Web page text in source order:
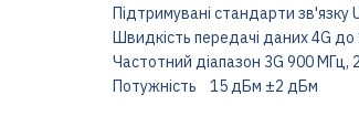
Підтримувані стандарти зв'язку
Швидкість передачі даних 4G
Частотний діапазон 3G 900 МГц,
Потужність 15 дБм ±2 дБм